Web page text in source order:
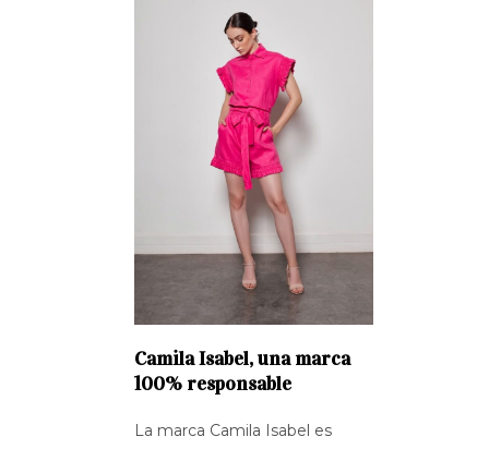
Camila Isabel, una marca
100% responsable
La marca Camila Isabel es